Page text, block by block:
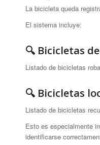
La bicicleta queda
El sistema incluye:
🔍 Bicicletas
Listado de bicicletas
🔍 Bicicletas
Listado de bicicletas
Esto es especialmente
identificarse